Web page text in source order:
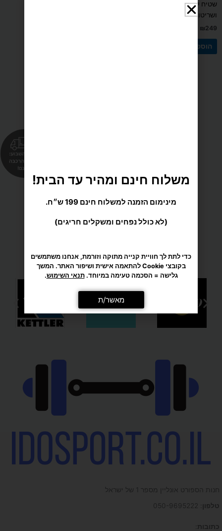
שטיח למכשירי כושר המונע רעש
ושריטות עשוי גומי
₪249
הוספה לסל
חנות הספורט אונליין מספר 1 של ישראל
טלפון
כתובות
מינימום הזמנה למשלוח חינם 199 ש״ח.
(לא כולל נפחים ומשקלים חריגים)
גלישה = הסכמה טעימה במיוחד.תנאי השימוש.